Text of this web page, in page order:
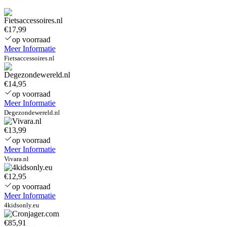
(500ml)
–
Pip
Studio
CeCe
€17,99
op voorraad
Meer Informatie
Fietsaccessoires.nl
€14,95
op voorraad
Meer Informatie
Degezondewereld.nl
€13,99
op voorraad
Meer Informatie
Vivara.nl
€12,95
op voorraad
Meer Informatie
4kidsonly.eu
€85,91